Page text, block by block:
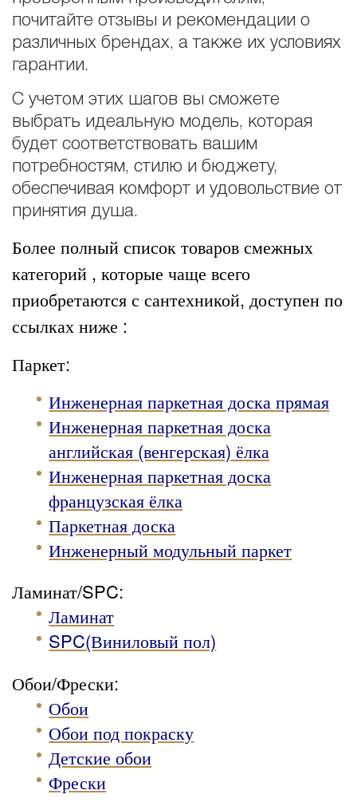
почитайте отзывы и рекомендации о
различных брендах, а также их условиях
гарантии.
С учетом этих шагов вы сможете
выбрать идеальную модель, которая
будет соответствовать вашим
потребностям, стилю и бюджету,
обеспечивая комфорт и удовольствие от
принятия душа.
Более полный список товаров смежных
категорий , которые чаще всего
приобретаются с сантехникой, доступен по
ссылках ниже :
Паркет:
Инженерная паркетная доска прямая
Инженерная паркетная доска
английская (венгерская) ёлка
Инженерная паркетная доска
французская ёлка
Паркетная доска
Инженерный модульный паркет
Ламинат/SPC:
Ламинат
SPC(Виниловый пол)
Обои/Фрески:
Обои
Обои под покраску
Детские обои
Фрески